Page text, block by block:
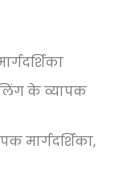
के व्यापक
मार्गदर्शिका,